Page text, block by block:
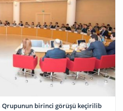
Qrupunun birinci görüşü keçirilib